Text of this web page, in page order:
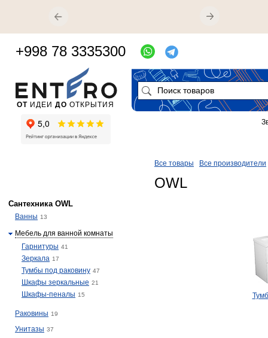
Все товары Все производители
OWL
Сантехника OWL
Ванны 13
Мебель для ванной комнаты
Гарнитуры 41
Зеркала 17
Тумбы под раковину 47
Шкафы зеркальные 21
Шкафы-пеналы 15
Раковины 19
Унитазы 37
ОТ ИДЕИ ДО ОТКРЫТИЯ
+998 78 3335300